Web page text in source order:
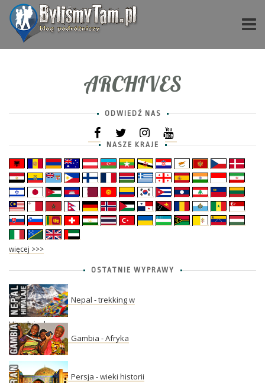
ARCHIVES
ODWIEDŹ NAS
NASZE KRAJE
więcej >>>
OSTATNIE WYPRAWY
Nepal - trekking w
Himalajach
Gambia - Afryka
Persja - wieki historii